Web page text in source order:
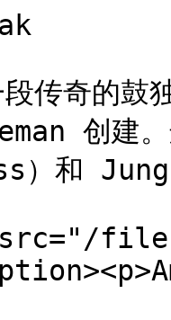
段传奇的
创建。
）和
files/